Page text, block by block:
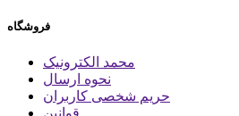
فروشگاه
محمد الکترونیک
نحوه ارسال
حریم شخصی کاربران
قوانین